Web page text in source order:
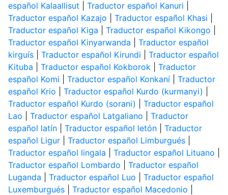
español Kalaallisut
Traductor español Kanuri
Traductor español Kazajo
Traductor español Khasi
Traductor español Kiga
Traductor español Kikongo
Traductor español Kinyarwanda
Traductor español
kirguís| Traductor español Kirundi
Traductor español
Kituba
Traductor español Kokborok| Traductor
español Komi
Traductor español Konkaní| Traductor
español Krio
Traductor español Kurdo (kurmanyi)
Traductor español Kurdo (sorani)
Traductor español
Lao
Traductor español Latgaliano
Traductor
español latín| Traductor español letón| Traductor
español Ligur| Traductor español Limburgués|
Traductor español lingala
Traductor español Lituano
Traductor español Lombardo
Traductor español
Luganda
Traductor español Luo
Traductor español
Luxemburgués| Traductor español Macedonio